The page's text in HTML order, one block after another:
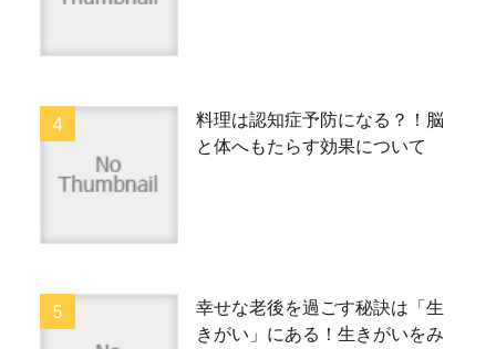
料理は認知症予防になる？！脳
と体へもたらす効果について
幸せな老後を過ごす秘訣は「生
きがい」にある！生きがいをみ